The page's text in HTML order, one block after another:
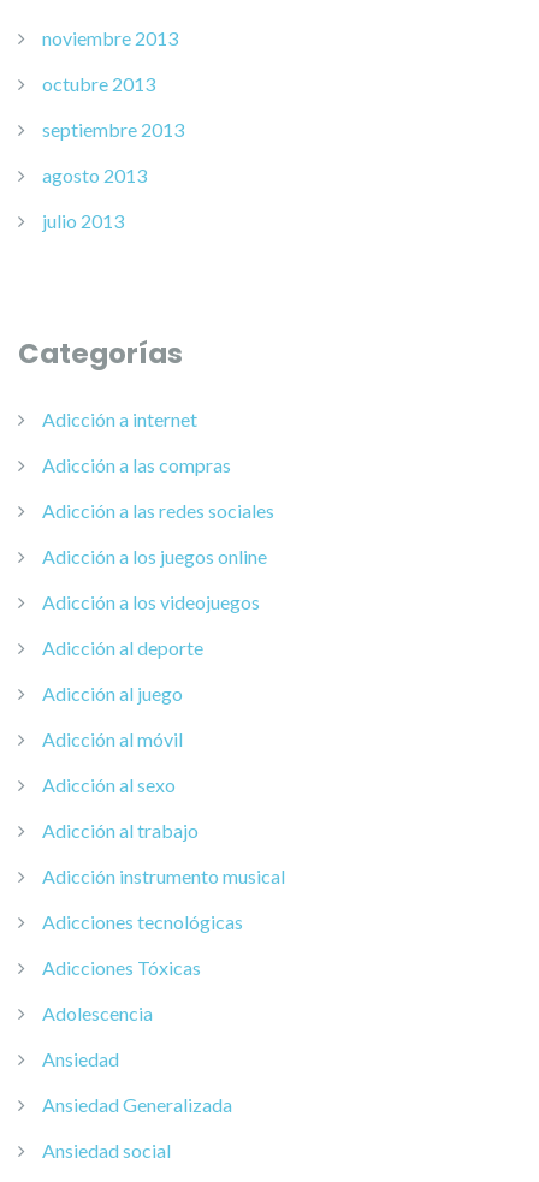
noviembre 2013
octubre 2013
septiembre 2013
agosto 2013
julio 2013
Categorías
Adicción a internet
Adicción a las compras
Adicción a las redes sociales
Adicción a los juegos online
Adicción a los videojuegos
Adicción al deporte
Adicción al juego
Adicción al móvil
Adicción al sexo
Adicción al trabajo
Adicción instrumento musical
Adicciones tecnológicas
Adicciones Tóxicas
Adolescencia
Ansiedad
Ansiedad Generalizada
Ansiedad social